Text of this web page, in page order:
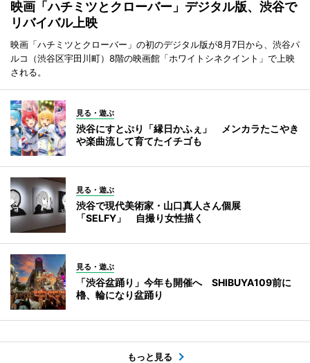
映画「ハチミツとクローバー」デジタル版、渋谷で
リバイバル上映
映画「ハチミツとクローバー」の初のデジタル版が8月7日から、渋谷パ
ルコ（渋谷区宇田川町）8階の映画館「ホワイトシネクイント」で上映
される。
見る・遊ぶ
渋谷にすとぷり「縁日かふぇ」 メンカラたこやき
や楽曲流して育てたイチゴも
見る・遊ぶ
渋谷で現代美術家・山口真人さん個展
「SELFY」 自撮り女性描く
見る・遊ぶ
「渋谷盆踊り」今年も開催へ SHIBUYA109前に
櫓、輪になり盆踊り
もっと見る